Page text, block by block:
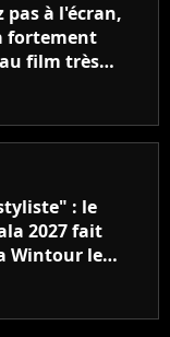
pas à l'écran,
fortement
film très
: le
2027 fait
Wintour le